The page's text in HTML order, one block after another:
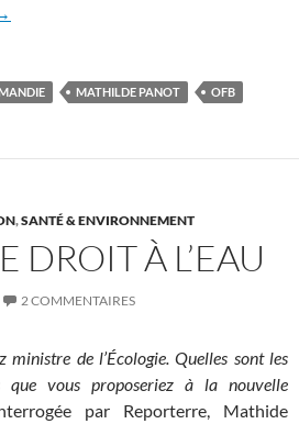
Les agences de l’eau connaissent un
MATHILDE PANOT OFB
,SANTÉ & ENVIRONNEMENT
DROIT À L’EAU
2 COMMENTAIRES
ministre de l’Écologie. Quelles sont les
que vous proposeriez à la nouvelle
par Reporterre, Mathide